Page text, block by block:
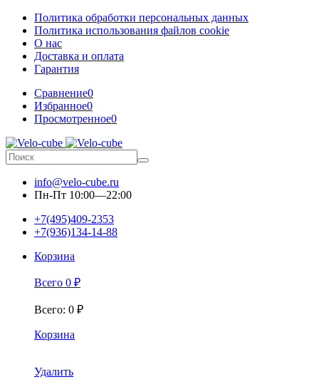
Политика обработки персональных данных
Политика использования файлов cookie
О нас
Доставка и оплата
Гарантия
Сравнение0
Избранное0
Просмотренное0
info@velo-cube.ru
Пн-Пт 10:00—22:00
+7(495)409-2353
+7(936)134-14-88
Корзина
Всего 0 ₽
Всего: 0 ₽
Корзина
Удалить